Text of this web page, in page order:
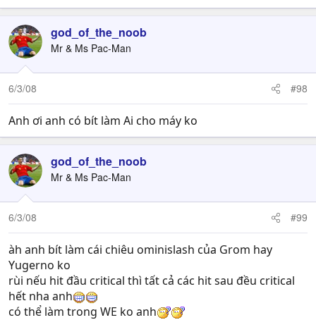
god_of_the_noob
Mr & Ms Pac-Man
6/3/08 #98
Anh ơi anh có bít làm Ai cho máy ko
god_of_the_noob
Mr & Ms Pac-Man
6/3/08 #99
àh anh bít làm cái chiêu ominislash của Grom hay
Yugerno ko
rùi nếu hit đầu critical thì tất cả các hit sau đều critical
hết nha anh
có thể làm trong WE ko anh